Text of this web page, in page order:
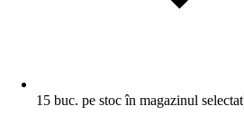
15 buc. pe stoc în magazinul selectat